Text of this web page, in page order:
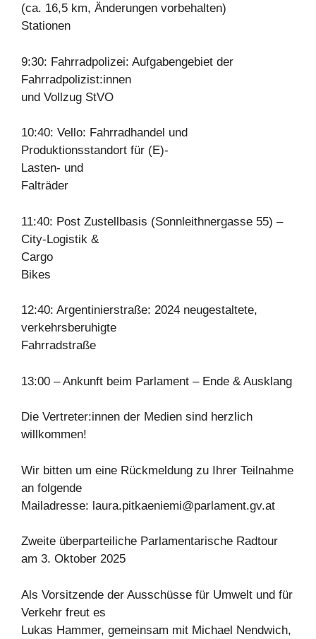
(ca. 16,5 km, Änderungen vorbehalten)
Stationen
9:30: Fahrradpolizei: Aufgabengebiet der
Fahrradpolizist:innen
und Vollzug StVO
10:40: Vello: Fahrradhandel und
Produktionsstandort für (E)-
Lasten- und
Falträder
11:40: Post Zustellbasis (Sonnleithnergasse 55) –
City-Logistik &
Cargo
Bikes
12:40: Argentinierstraße: 2024 neugestaltete,
verkehrsberuhigte
Fahrradstraße
13:00 – Ankunft beim Parlament – Ende & Ausklang
Die Vertreter:innen der Medien sind herzlich
willkommen!
Wir bitten um eine Rückmeldung zu Ihrer Teilnahme
an folgende
Mailadresse: laura.pitkaeniemi@parlament.gv.at
Zweite überparteiliche Parlamentarische Radtour
am 3. Oktober 2025
Als Vorsitzende der Ausschüsse für Umwelt und für
Verkehr freut es
Lukas Hammer, gemeinsam mit Michael Nendwich,